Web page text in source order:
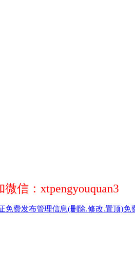
信：xtpengyouquan3
免费发布管理信息(删除.修改.置顶)免